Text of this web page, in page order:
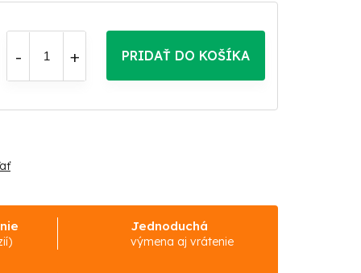
PRIDAŤ DO KOŠÍKA
Jednoduchá
výmena aj vrátenie